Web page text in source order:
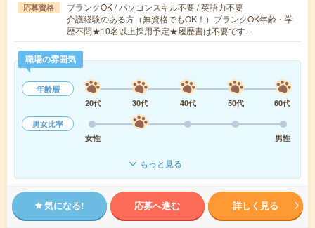
応募資格
ブランクOK / パソコンスキル不要 / 英語力不要
介護経験のある方（無資格でもOK！）ブランクOK年齢・学
歴不問★10名以上採用予定★履歴書は不要です…
職場の雰囲気
年齢層
20代
30代 40代 50代
60代
男女比率
女性
男性
もっと見る
気になる! 応募へ進む 詳しく見る